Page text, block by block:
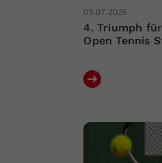
05.07.2026
4. Triumph
Open Tennis